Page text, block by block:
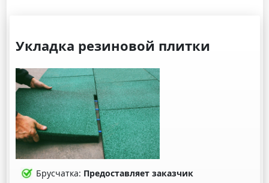
Укладка резиновой плитки
Брусчатка: Предоставляет заказчик